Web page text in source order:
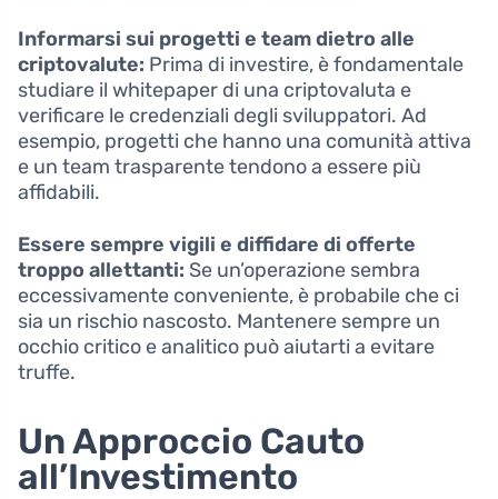
Informarsi sui progetti e team dietro alle
criptovalute: Prima di investire, è fondamentale
studiare il whitepaper di una criptovaluta e
verificare le credenziali degli sviluppatori. Ad
esempio, progetti che hanno una comunità attiva
e un team trasparente tendono a essere più
affidabili.
Essere sempre vigili e diffidare di offerte
troppo allettanti: Se un’operazione sembra
eccessivamente conveniente, è probabile che ci
sia un rischio nascosto. Mantenere sempre un
occhio critico e analitico può aiutarti a evitare
truffe.
Un Approccio Cauto
all’Investimento